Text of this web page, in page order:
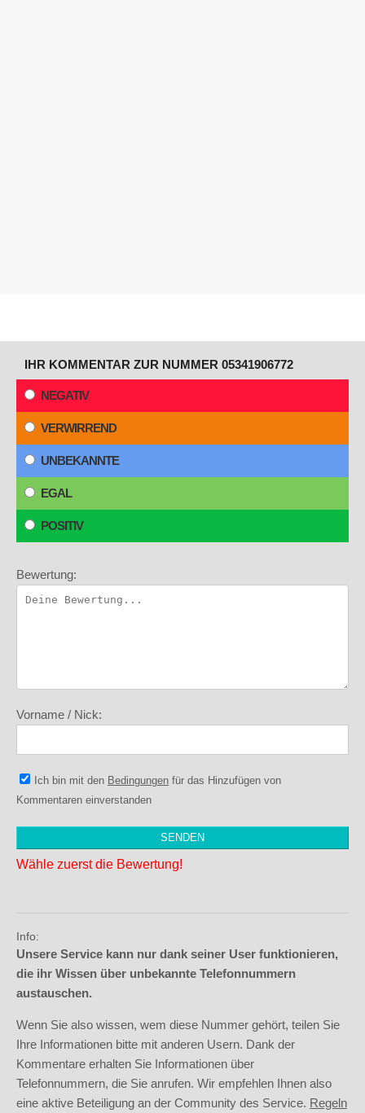
IHR KOMMENTAR ZUR NUMMER 05341906772
NEGATIV
VERWIRREND
UNBEKANNTE
EGAL
POSITIV
Bewertung:
Vorname / Nick:
Ich bin mit den Bedingungen für das Hinzufügen von
Kommentaren einverstanden
Wähle zuerst die Bewertung!
Info:
Unsere Service kann nur dank seiner User funktionieren,
die ihr Wissen über unbekannte Telefonnummern
austauschen.
Wenn Sie also wissen, wem diese Nummer gehört, teilen Sie
Ihre Informationen bitte mit anderen Usern. Dank der
Kommentare erhalten Sie Informationen über
Telefonnummern, die Sie anrufen. Wir empfehlen Ihnen also
eine aktive Beteiligung an der Community des Service. Regeln